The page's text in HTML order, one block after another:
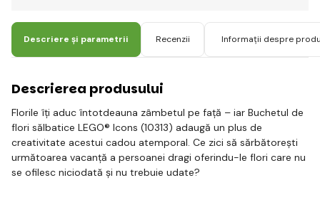
Descriere și parametrii Recenzii Informații despre
Descrierea produsului
Florile îți aduc întotdeauna zâmbetul pe față – iar Buchetul de
flori sălbatice LEGO® Icons (10313) adaugă un plus de
creativitate acestui cadou atemporal. Ce zici să sărbătorești
următoarea vacanță a persoanei dragi oferindu-le flori care nu
se ofilesc niciodată și nu trebuie udate?